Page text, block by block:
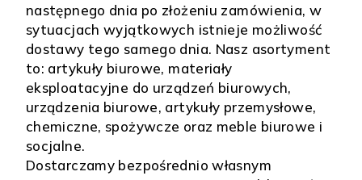
następnego dnia po złożeniu zamówienia, w
sytuacjach wyjątkowych istnieje możliwość
dostawy tego samego dnia. Nasz asortyment
to: artykuły biurowe, materiały
eksploatacyjne do urządzeń biurowych,
urządzenia biurowe, artykuły przemysłowe,
chemiczne, spożywcze oraz meble biurowe i
socjalne.
Dostarczamy bezpośrednio własnym